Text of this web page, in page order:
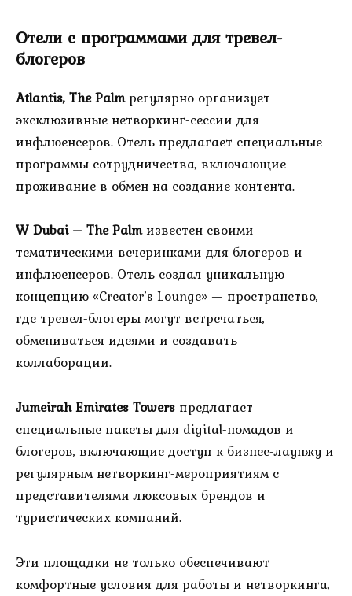
Отели с программами для тревел-
блогеров
Atlantis, The Palmрегулярно организует
эксклюзивные нетворкинг-сессии для
инфлюенсеров. Отель предлагает специальные
программы сотрудничества, включающие
проживание в обмен на создание контента.
W Dubai – The Palmизвестен своими
тематическими вечеринками для блогеров и
инфлюенсеров. Отель создал уникальную
концепцию «Creator’s Lounge» — пространство,
где тревел-блогеры могут встречаться,
обмениваться идеями и создавать
коллаборации.
Jumeirah Emirates Towers предлагает
специальные пакеты для digital-номадов и
блогеров, включающие доступ к бизнес-лаунжу и
регулярным нетворкинг-мероприятиям с
представителями люксовых брендов и
туристических компаний.
Эти площадки не только обеспечивают
комфортные условия для работы и нетворкинга,